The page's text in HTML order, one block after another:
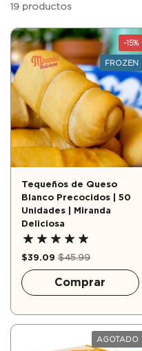
19 productos
Tequeños de Queso
Blanco Precocidos | 50
Unidades | Miranda
Deliciosa
$39.09 $45.99
Comprar
-15%
FROZEN
AGOTADO